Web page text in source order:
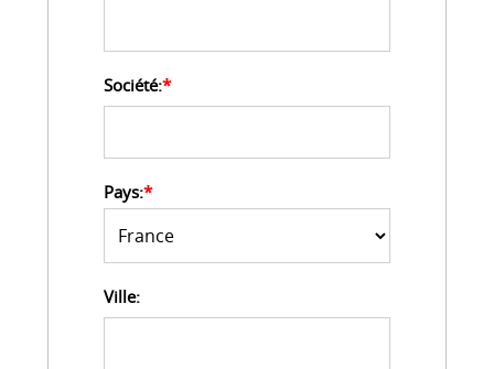
Société:*
Pays:*
Ville: